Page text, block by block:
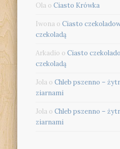
Ola oCiasto Krówka
Iwona oCiasto
czekoladą
Arkadio oCiasto
czekoladą
Jola oChleb pszenno –
ziarnami
Jola oChleb pszenno –
ziarnami